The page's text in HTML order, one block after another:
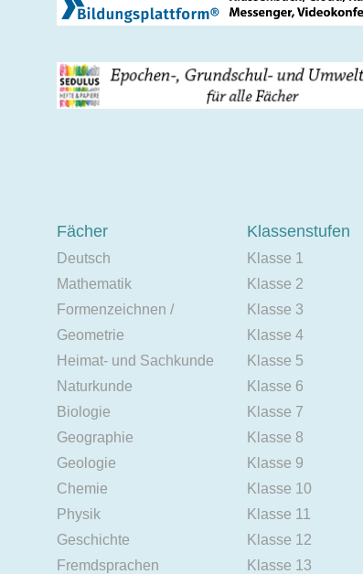
Fächer
Deutsch
Mathematik
Formenzeichnen /
Geometrie
Heimat- und Sachkunde
Naturkunde
Biologie
Geographie
Geologie
Chemie
Physik
Geschichte
Fremdsprachen
Klassenstufen
Klasse 1
Klasse 2
Klasse 3
Klasse 4
Klasse 5
Klasse 6
Klasse 7
Klasse 8
Klasse 9
Klasse 10
Klasse 11
Klasse 12
Klasse 13